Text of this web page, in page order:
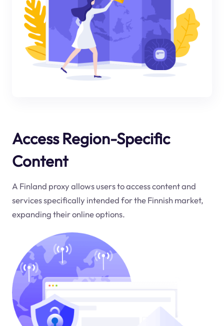
Access Region-Specific
Content
A Finland proxy allows users to access content and
services specifically intended for the Finnish market,
expanding their online options.